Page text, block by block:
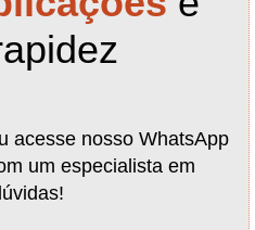
acesse nosso WhatsApp
um especialista em